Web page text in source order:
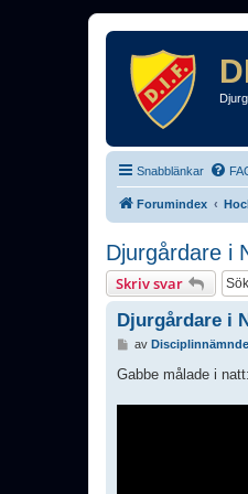
Snabblänkar
Forumindex
Djurgårdare i
Skriv svar
Djurgårdare i
l
av
Gabbe målade i natt: